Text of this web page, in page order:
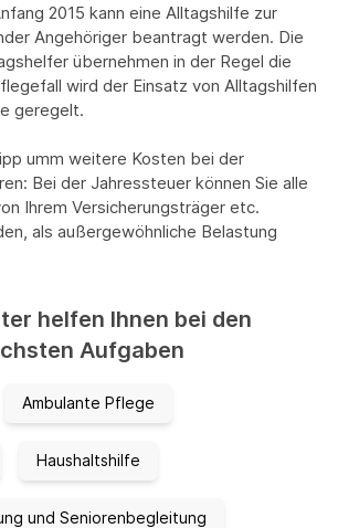
2015 kann eine Alltagshilfe zur
Angehöriger beantragt werden. Die
übernehmen in der Regel die
wird der Einsatz von Alltagshilfen
geregelt.
umm weitere Kosten bei der
Bei der Jahressteuer können Sie alle
Ihrem Versicherungsträger etc.
als außergewöhnliche Belastung
helfen Ihnen bei den
Aufgaben
Ambulante Pflege
Haushaltshilfe
und Seniorenbegleitung